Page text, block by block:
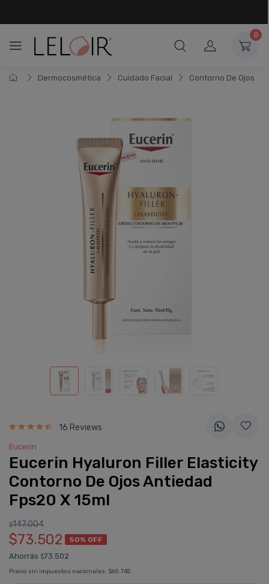
0
Dermocosmética Cuidado Facial Contorno De Ojos
16 Reviews
Eucerin
Eucerin Hyaluron Filler Elasticity
Contorno De Ojos Antiedad
Fps20 X 15ml
$147.004
$73.502 50% OFF
Ahorrás $73.502
Precio sin impuestos nacionales: $60.745